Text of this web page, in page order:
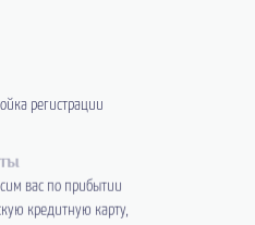
регистрации
вас по прибытии
кредитную карту,